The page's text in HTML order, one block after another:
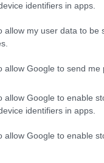
identifiers in apps.
allow my user data to be
allow Google to send me
allow Google to enable
identifiers in apps.
allow Google to enable
mindennek